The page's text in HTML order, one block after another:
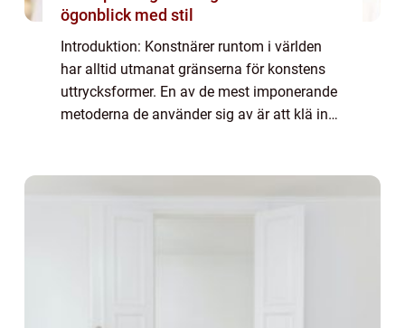
ögonblick med stil
Introduktion: Konstnärer runtom i världen
har alltid utmanat gränserna för konstens
uttrycksformer. En av de mest imponerande
metoderna de använder sig av är att klä in